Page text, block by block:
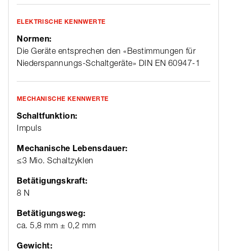
ELEKTRISCHE KENNWERTE
Normen:
Die Geräte entsprechen den «Bestimmungen für
Niederspannungs-Schaltgeräte» DIN EN 60947-1
MECHANISCHE KENNWERTE
Schaltfunktion:
Impuls
Mechanische Lebensdauer:
≤3 Mio. Schaltzyklen
Betätigungskraft:
8 N
Betätigungsweg:
ca. 5,8 mm ± 0,2 mm
Gewicht: